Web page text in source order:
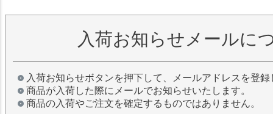
入荷お知らせメールに
入荷お知らせボタンを押下して、メールアドレスを登
商品が入荷した際にメールでお知らせいたします。
商品の入荷やご注文を確定するものではありません。